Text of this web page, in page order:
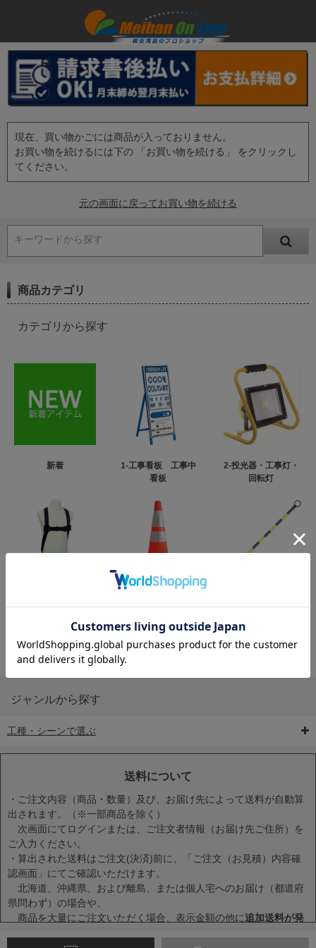
現在、買い物かごには商品が入っておりません。
お買い物を続けるには下の 「お買い物を続ける」 をクリックし
てください。
元の画面に戻ってお買い物を続ける
キーワードから探す
商品カテゴリ
カテゴリから探す
新着
1-工事看板 工事中
看板
2-投光器・工事灯・
回転灯
6-矢印板/LED矢印板
9-点字マット・タイ
ヤストッパー
10-樹脂製敷板・養生
用ゴムマット
スロープ
ジャンルから探す
工種・シーンで選ぶ
送料について
・ご注文内容（商品・数量）及び、お届け先によって送料が自動算
出されます。（※一部商品を除く）
次画面にてログインまたは、ご注文者情報（お届け先ご住所）を
ご入力ください。
・算出された送料はご注文(決済)前に、「ご注文（お見積）内容確
認画面」にてご確認いただけます。
北海道、沖縄県、および離島、または個人宅へのお届け（都道府
県問わず）の場合や、
商品を大量にご注文いただく場合、表示金額の他に追加送料が発